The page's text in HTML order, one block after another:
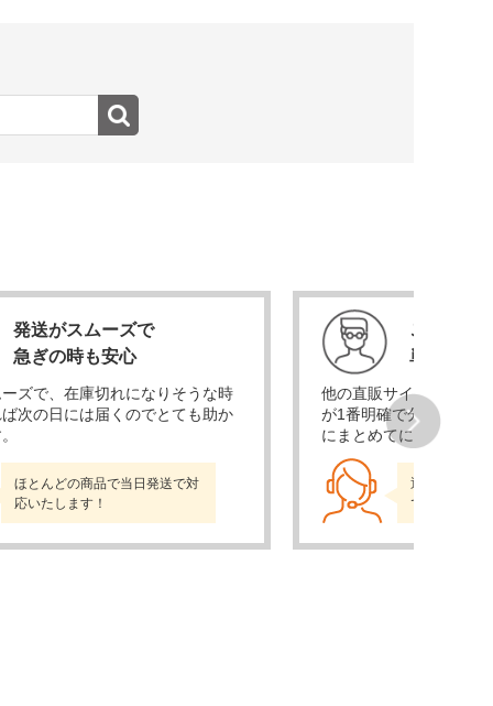
発送がスムーズで
急ぎの時も安心
ズで、在庫切れになりそうな時
次の日には届くのでとても助か
ほとんどの商品で当日発送で対
応いたします！
ここが一
単価が安
他の直販サイトも比較
が1番明確で分かりやす
にまとめてに頼めるの
通販売上
でお届けしま
Next